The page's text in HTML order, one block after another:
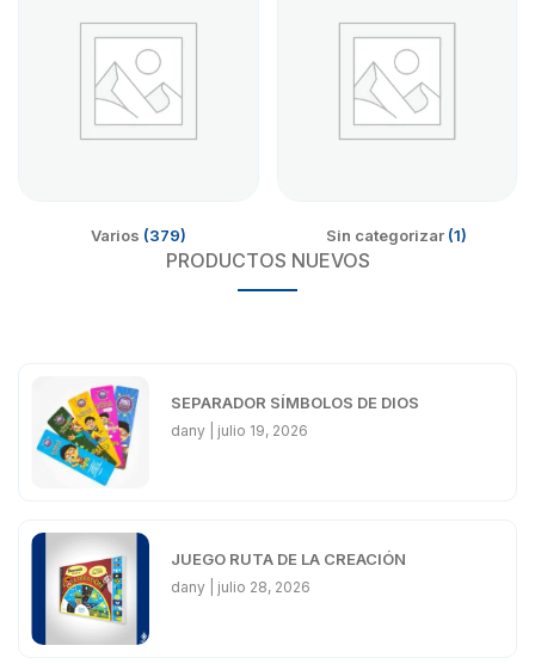
Varios (379) Sin categorizar (1)
PRODUCTOS NUEVOS
SEPARADOR SÍMBOLOS DE DIOS
dany julio 19, 2026
JUEGO RUTA DE LA CREACIÓN
dany julio 28, 2026